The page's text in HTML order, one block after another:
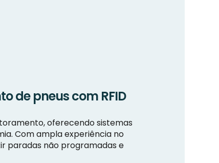
de pneus com RFID
oferecendo sistemas
Com ampla experiência no
paradas não programadas e